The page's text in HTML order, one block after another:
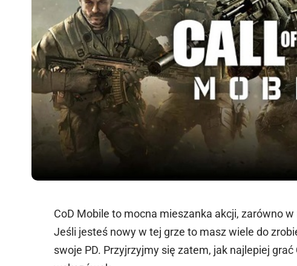
CoD Mobile to mocna mieszanka akcji, zarówno
Jeśli jesteś nowy w tej grze to masz wiele do
swoje PD. Przyjrzyjmy się zatem, jak najlepiej